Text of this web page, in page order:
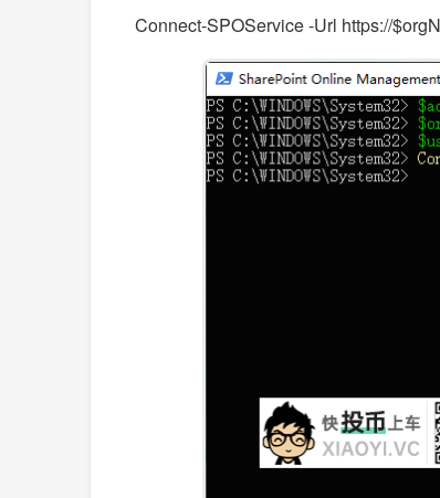
Connect-SPOService -Url https://